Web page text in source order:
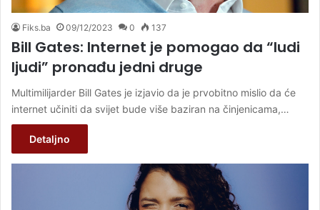
Fiks.ba 09/12/2023 0 137
Bill Gates: Internet je pomogao da “ludi
ljudi” pronađu jedni druge
Multimilijarder Bill Gates je izjavio da je prvobitno mislio da će
internet učiniti da svijet bude više baziran na činjenicama,…
Detaljno